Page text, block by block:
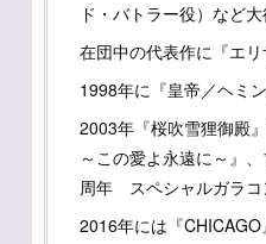
ド・バトラー役）など
在団中の代表作に『エ
1998年に『皇帝／ヘミ
2003年『桜吹雪狸御殿
～この愛よ永遠に～』
周年 スペシャルガラコ
2016年には『